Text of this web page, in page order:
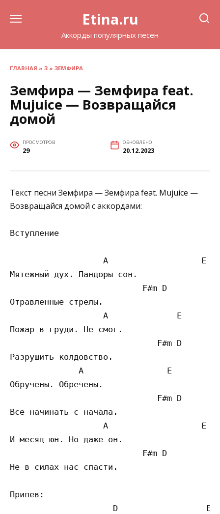
Etina.ru
Аккорды популярных песен
ГЛАВНАЯ » З » ЗЕМФИРА
Земфира — Земфира feat.
Mujuice — Возвращайся
домой
ПРОСМОТРОВ
29
ОБНОВЛЕНО
20.12.2023
Текст песни Земфира — Земфира feat. Mujuice —
Возвращайся домой с аккордами:
Вступление
                   A                   E
Мятежный дух. Пандоры сон.
                           F#m D
Отравленные стрелы.
                   A              E
Пожар в груди. Не смог.
                              F#m D
Разрушить колдовство.
              A                 E
Обручены. Обречены.
                              F#m D
Все начинать с начала.
                   A                   E
И месяц юн. Но даже он.
                           F#m D
Не в силах нас спасти.
Припев:
                     D                  E